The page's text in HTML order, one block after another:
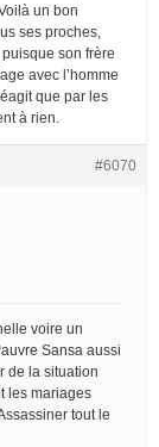
un bon
ses proches,
son frère
avec l’homme
que par les
à rien.
#6070
voire un
Sansa aussi
de la situation
les mariages
tout le